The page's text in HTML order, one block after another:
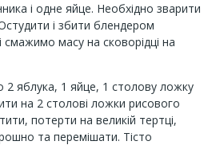
і одне яйце. Необхідно зварити
і збити блендером
масу на сковорідці на
2 яблука, 1 яйце, 1 столову ложку
на 2 столові ложки рисового
потерти на великій тертці,
та перемішати. Тісто